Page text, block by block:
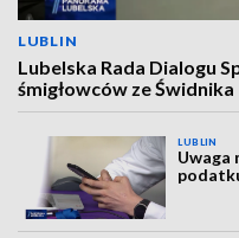
LUBLIN
Lubelska Rada Dialogu
śmigłowców ze Świdnika
LUBLIN
Uwaga